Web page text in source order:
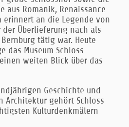
aus Romanik, Renaissance
erinnert an die Legende von
Überlieferung nach als
tätig war. Heute
das Museum Schloss
weiten Blick über das
Geschichte und
Architektur gehört Schloss
Kulturdenkmälern